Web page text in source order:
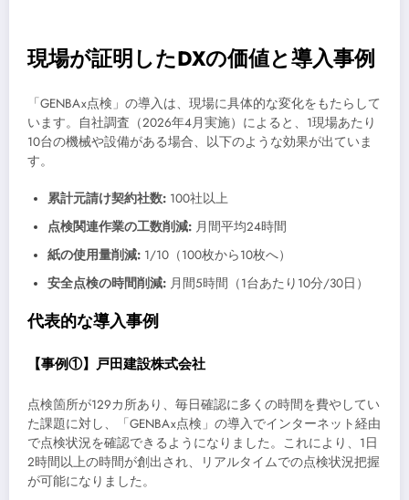
現場が証明したDXの価値と導入事例
「GENBAx点検」の導入は、現場に具体的な変化をもたらして
います。自社調査（2026年4月実施）によると、1現場あたり
10台の機械や設備がある場合、以下のような効果が出ていま
す。
累計元請け契約社数: 100社以上
点検関連作業の工数削減: 月間平均24時間
紙の使用量削減: 1/10（100枚から10枚へ）
安全点検の時間削減: 月間5時間（1台あたり10分/30日）
代表的な導入事例
【事例①】戸田建設株式会社
点検箇所が129カ所あり、毎日確認に多くの時間を費やしてい
た課題に対し、「GENBAx点検」の導入でインターネット経由
で点検状況を確認できるようになりました。これにより、1日
2時間以上の時間が創出され、リアルタイムでの点検状況把握
が可能になりました。